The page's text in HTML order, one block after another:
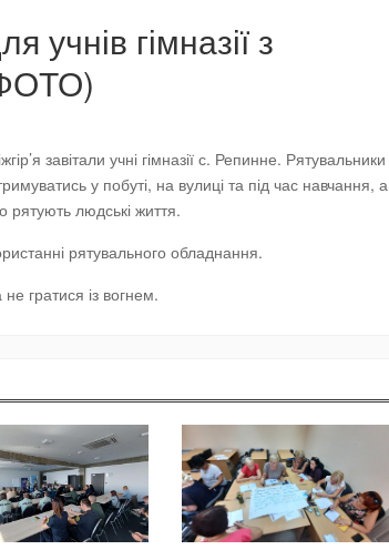
учнів гімназії з
завітали учні гімназії с. Репинне. Рятувальники
у побуті, на вулиці та під час навчання, а
людські життя.
рятувального обладнання.
гратися із вогнем.